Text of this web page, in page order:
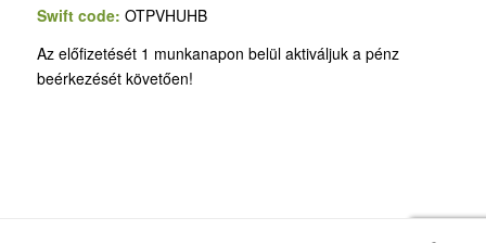
Swift code: OTPVHUHB
Az előfizetését 1 munkanapon belül aktiváljuk a pénz
beérkezését követően!